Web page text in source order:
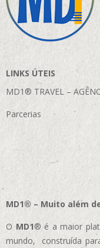
LINKS ÚTEIS
MD1® TRAVEL –
Parcerias
MD1® – Muito além
O MD1® é a maior
mundo, construída